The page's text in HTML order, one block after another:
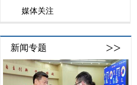
媒体关注
新闻专题 >>